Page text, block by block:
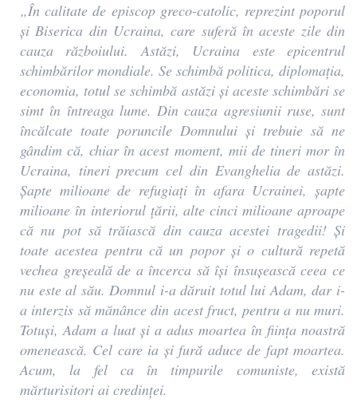
„În calitate de episcop greco-catolic, reprezint poporul
și Biserica din Ucraina, care suferă în aceste zile din
cauza războiului. Astăzi, Ucraina este epicentrul
schimbărilor mondiale. Se schimbă politica, diplomația,
economia, totul se schimbă astăzi și aceste schimbări se
simt în întreaga lume. Din cauza agresiunii ruse, sunt
încălcate toate poruncile Domnului și trebuie să ne
gândim că, chiar în acest moment, mii de tineri mor în
Ucraina, tineri precum cel din Evanghelia de astăzi.
Șapte milioane de refugiați în afara Ucrainei, șapte
milioane în interiorul țării, alte cinci milioane aproape
că nu pot să trăiască din cauza acestei tragedii! Și
toate acestea pentru că un popor și o cultură repetă
vechea greșeală de a încerca să își însușească ceea ce
nu este al său. Domnul i-a dăruit totul lui Adam, dar i-
a interzis să mănânce din acest fruct, pentru a nu muri.
Totuși, Adam a luat și a adus moartea în ființa noastră
omenească. Cel care ia și fură aduce de fapt moartea.
Acum, la fel ca în timpurile comuniste, există
mărturisitori ai credinței.